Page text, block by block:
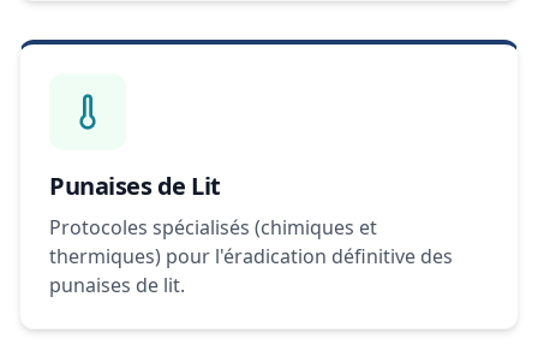
Punaises de Lit
Protocoles spécialisés (chimiques et
thermiques) pour l'éradication définitive des
punaises de lit.